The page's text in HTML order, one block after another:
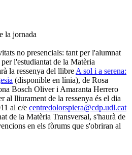
la jornada
no presencials: tant per l'alumnat
l'estudiantat de la Matèria
la ressenya del llibre A sol i a serena:
(disponible en línia), de Rosa
Bosch Oliver i Amaranta Herrero
al lliurament de la ressenya és el dia
al c/e centredolorspiera@cdp.udl.cat
de la Matèria Transversal, s'haurà de
en els fòrums que s'obriran al